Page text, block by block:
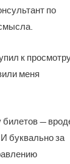
по
к
меня
билетов —
буквально за